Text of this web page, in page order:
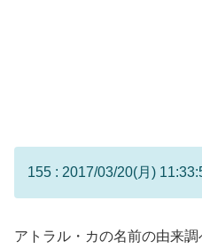
155 : 2017/03/20(月)
アトラル・カの名前の由来